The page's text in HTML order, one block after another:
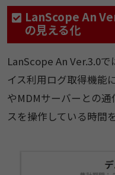
LanScope An
の見える化
LanScope An Ver.3.0
イス利用ログ取得機能
やMDMサーバーとの
スを操作している時間